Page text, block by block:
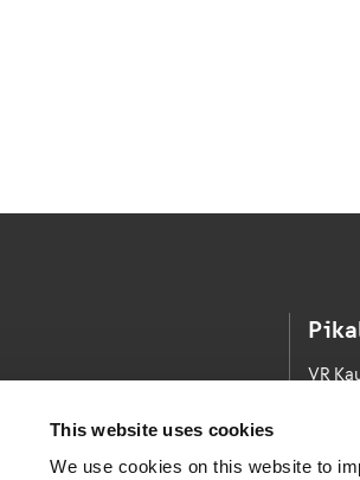
This website uses cookies
We use cookies on this website to
VR